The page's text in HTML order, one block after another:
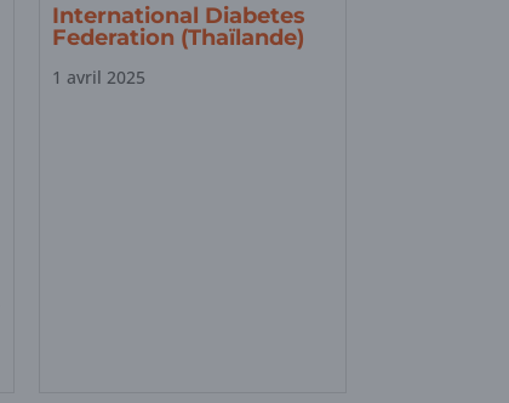
International Diabetes
Federation (Thaïlande)
1 avril 2025